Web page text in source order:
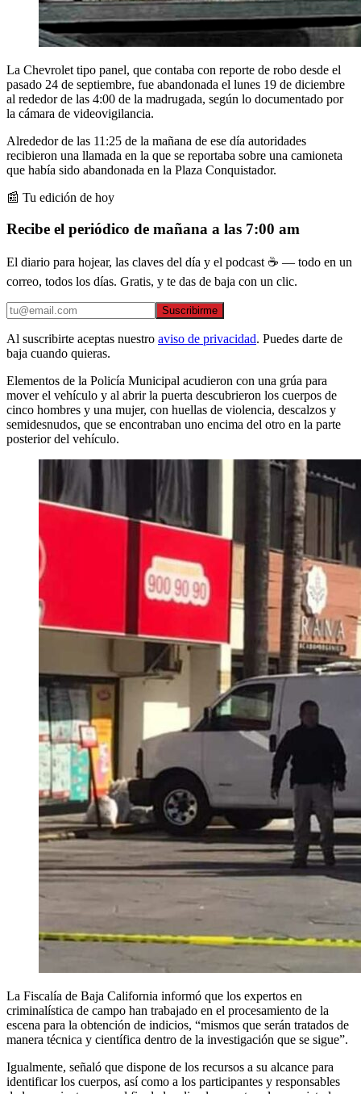
La Chevrolet tipo panel, que contaba con reporte de robo desde el
pasado 24 de septiembre, fue abandonada el lunes 19 de diciembre
al rededor de las 4:00 de la madrugada, según lo documentado por
la cámara de videovigilancia.
Alrededor de las 11:25 de la mañana de ese día autoridades
recibieron una llamada en la que se reportaba sobre una camioneta
que había sido abandonada en la Plaza Conquistador.
📰 Tu edición de hoy
Recibe el periódico de mañana a las 7:00 am
El diario para hojear, las claves del día y el podcast ☕ — todo en un
correo, todos los días. Gratis, y te das de baja con un clic.
Suscribirme
Al suscribirte aceptas nuestro aviso de privacidad. Puedes darte de
baja cuando quieras.
Elementos de la Policía Municipal acudieron con una grúa para
mover el vehículo y al abrir la puerta descubrieron los cuerpos de
cinco hombres y una mujer, con huellas de violencia, descalzos y
semidesnudos, que se encontraban uno encima del otro en la parte
posterior del vehículo.
La Fiscalía de Baja California informó que los expertos en
criminalística de campo han trabajado en el procesamiento de la
escena para la obtención de indicios, “mismos que serán tratados de
manera técnica y científica dentro de la investigación que se sigue”.
Igualmente, señaló que dispone de los recursos a su alcance para
identificar los cuerpos, así como a los participantes y responsables